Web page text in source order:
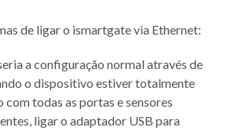
de ligar o ismartgate via Ethernet:
a configuração normal através de
o dispositivo estiver totalmente
todas as portas e sensores
ligar o adaptador USB para